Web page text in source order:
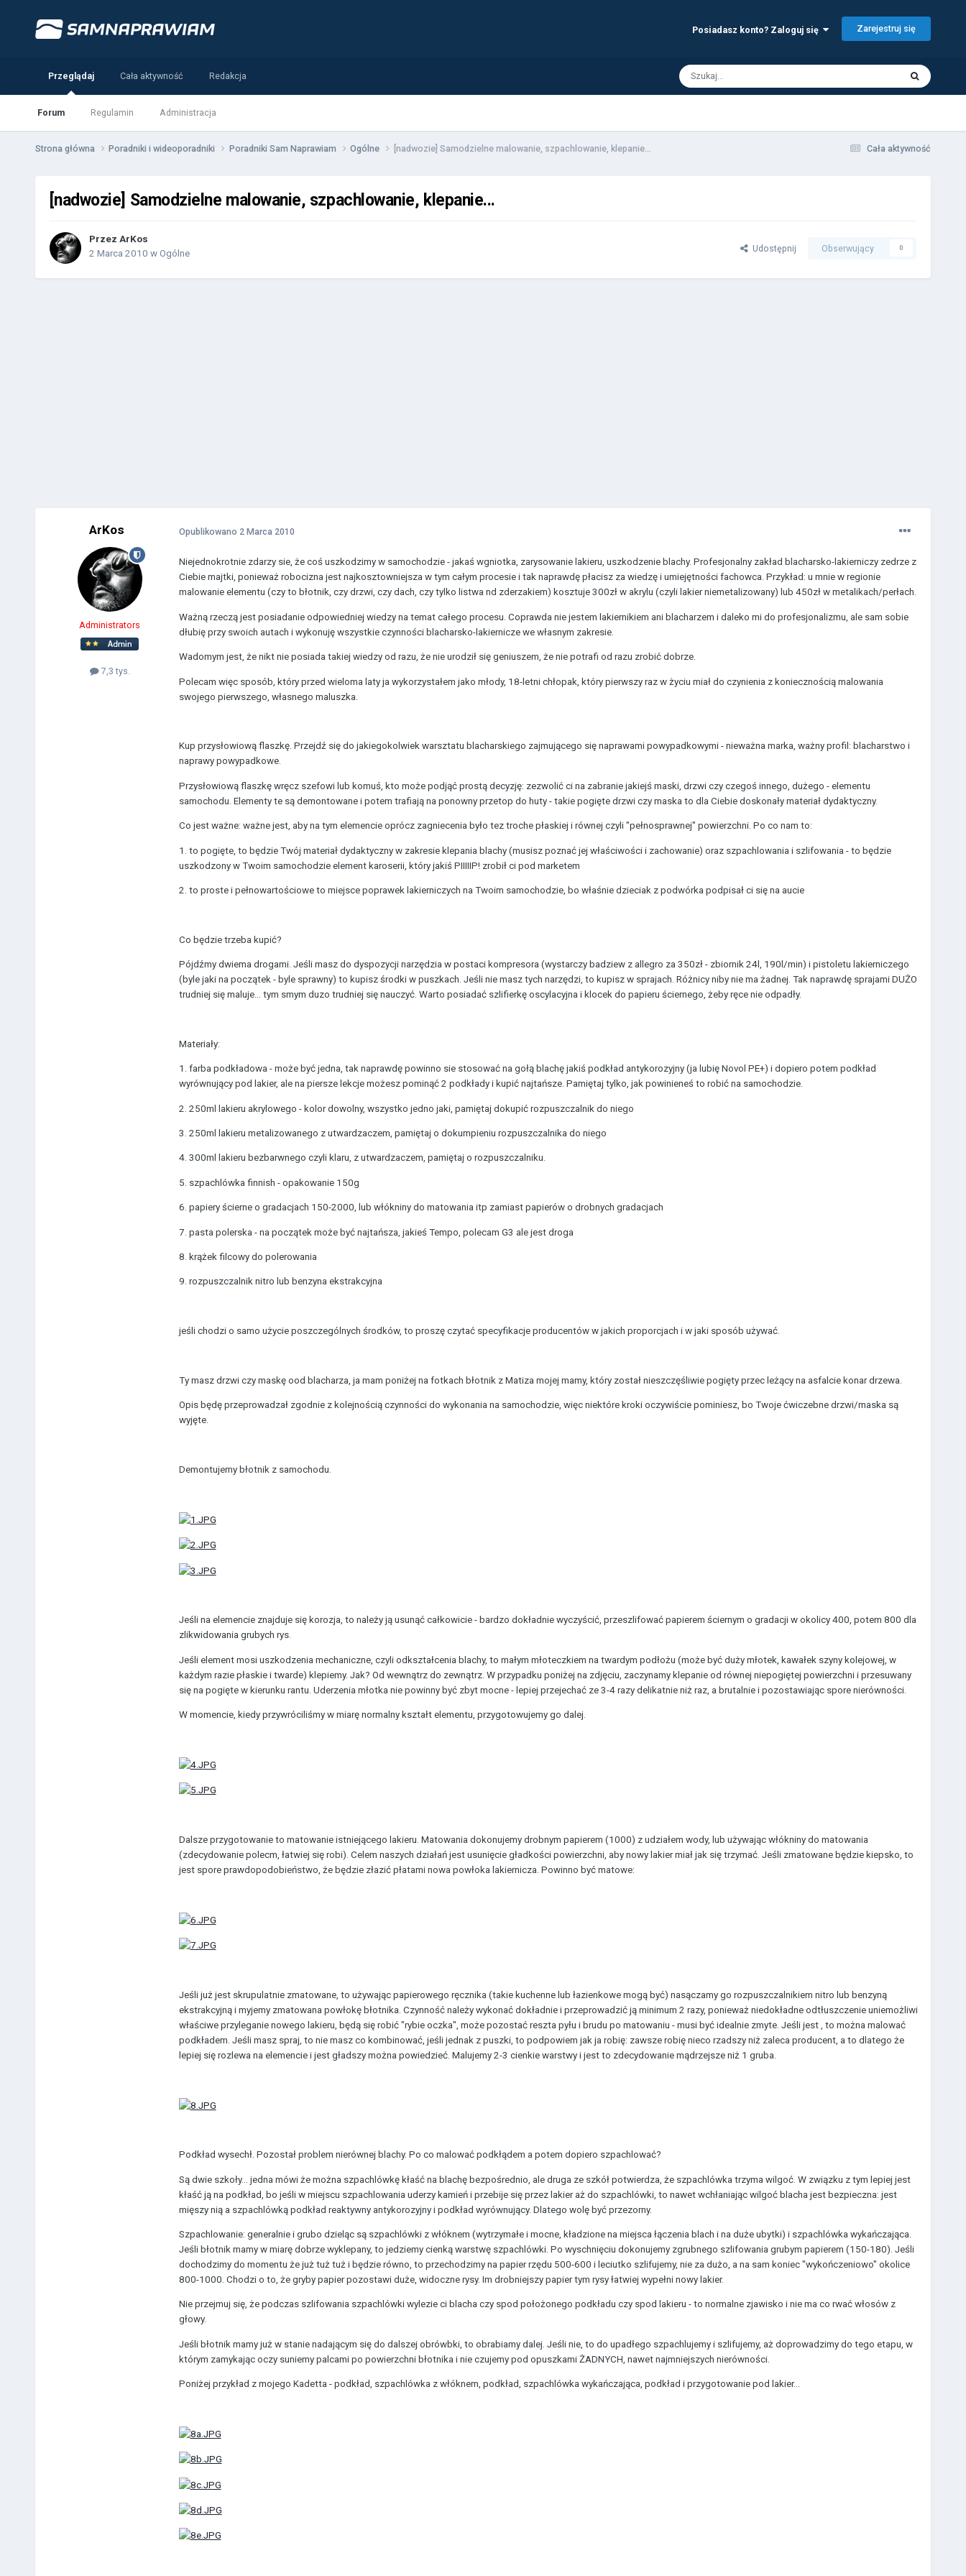
Posiadasz konto? Zaloguj się Zarejestruj się
Przeglądaj
Forum Regulamin Administracja
Cała aktywność Redakcja
Cała aktywność
Strona główna Poradniki i wideoporadniki Poradniki Sam Naprawiam Ogólne [nadwozie] Samodzielne malowanie, szpachlowanie, klepanie...
[nadwozie] Samodzielne malowanie, szpachlowanie, klepanie...
Przez ArKos
2 Marca 2010 w Ogólne Udostępnij Obserwujący 0
ArKos
Administrators
7,3 tys.
Opublikowano 2 Marca 2010
Niejednokrotnie zdarzy sie, że coś uszkodzimy w samochodzie - jakaś wgniotka, zarysowanie lakieru, uszkodzenie blachy. Profesjonalny zakład blacharsko-lakierniczy zedrze z
Ciebie majtki, ponieważ robocizna jest najkosztowniejsza w tym całym procesie i tak naprawdę płacisz za wiedzę i umiejętności fachowca. Przykład: u mnie w regionie
malowanie elementu (czy to błotnik, czy drzwi, czy dach, czy tylko listwa nd zderzakiem) kosztuje 300zł w akrylu (czyli lakier niemetalizowany) lub 450zł w metalikach/perłach.
Ważną rzeczą jest posiadanie odpowiedniej wiedzy na temat całego procesu. Coprawda nie jestem lakiernikiem ani blacharzem i daleko mi do profesjonalizmu, ale sam sobie
dłubię przy swoich autach i wykonuję wszystkie czynności blacharsko-lakiernicze we własnym zakresie.
Wadomym jest, że nikt nie posiada takiej wiedzy od razu, że nie urodził się geniuszem, że nie potrafi od razu zrobić dobrze.
Polecam więc sposób, który przed wieloma laty ja wykorzystałem jako młody, 18-letni chłopak, który pierwszy raz w życiu miał do czynienia z koniecznością malowania
swojego pierwszego, własnego maluszka.
Kup przysłowiową flaszkę. Przejdź się do jakiegokolwiek warsztatu blacharskiego zajmującego się naprawami powypadkowymi - nieważna marka, ważny profil: blacharstwo i
naprawy powypadkowe.
Przysłowiową flaszkę wręcz szefowi lub komuś, kto może podjąć prostą decyzję: zezwolić ci na zabranie jakiejś maski, drzwi czy czegoś innego, dużego - elementu
samochodu. Elementy te są demontowane i potem trafiają na ponowny przetop do huty - takie pogięte drzwi czy maska to dla Ciebie doskonały materiał dydaktyczny.
Co jest ważne: ważne jest, aby na tym elemencie oprócz zagniecenia było tez troche płaskiej i równej czyli "pełnosprawnej" powierzchni. Po co nam to:
1. to pogięte, to będzie Twój materiał dydaktyczny w zakresie klepania blachy (musisz poznać jej właściwości i zachowanie) oraz szpachlowania i szlifowania - to będzie
uszkodzony w Twoim samochodzie element karoserii, który jakiś PIIIIIP! zrobił ci pod marketem
2. to proste i pełnowartościowe to miejsce poprawek lakierniczych na Twoim samochodzie, bo właśnie dzieciak z podwórka podpisał ci się na aucie
Co będzie trzeba kupić?
Pójdźmy dwiema drogami. Jeśli masz do dyspozycji narzędzia w postaci kompresora (wystarczy badziew z allegro za 350zł - zbiornik 24l, 190l/min) i pistoletu lakierniczego
(byle jaki na początek - byle sprawny) to kupisz środki w puszkach. Jeśli nie masz tych narzędzi, to kupisz w sprajach. Różnicy niby nie ma żadnej. Tak naprawdę sprajami DUŻO
trudniej się maluje... tym smym duzo trudniej się nauczyć. Warto posiadać szlifierkę oscylacyjna i klocek do papieru ściernego, żeby ręce nie odpadły.
Materiały:
1. farba podkładowa - może być jedna, tak naprawdę powinno sie stosować na gołą blachę jakiś podkład antykorozyjny (ja lubię Novol PE+) i dopiero potem podkład
wyrównujący pod lakier, ale na piersze lekcje możesz pominąć 2 podkłady i kupić najtańsze. Pamiętaj tylko, jak powinieneś to robić na samochodzie.
2. 250ml lakieru akrylowego - kolor dowolny, wszystko jedno jaki, pamiętaj dokupić rozpuszczalnik do niego
3. 250ml lakieru metalizowanego z utwardzaczem, pamiętaj o dokumpieniu rozpuszczalnika do niego
4. 300ml lakieru bezbarwnego czyli klaru, z utwardzaczem, pamiętaj o rozpuszczalniku.
5. szpachlówka finnish - opakowanie 150g
6. papiery ścierne o gradacjach 150-2000, lub włókniny do matowania itp zamiast papierów o drobnych gradacjach
7. pasta polerska - na początek może być najtańsza, jakieś Tempo, polecam G3 ale jest droga
8. krążek filcowy do polerowania
9. rozpuszczalnik nitro lub benzyna ekstrakcyjna
jeśli chodzi o samo użycie poszczególnych środków, to proszę czytać specyfikacje producentów w jakich proporcjach i w jaki sposób używać.
Ty masz drzwi czy maskę ood blacharza, ja mam poniżej na fotkach błotnik z Matiza mojej mamy, który został nieszczęśliwie pogięty przec leżący na asfalcie konar drzewa.
Opis będę przeprowadzał zgodnie z kolejnością czynności do wykonania na samochodzie, więc niektóre kroki oczywiście pominiesz, bo Twoje ćwiczebne drzwi/maska są
wyjęte.
Demontujemy błotnik z samochodu.
Jeśli na elemencie znajduje się korozja, to należy ją usunąć całkowicie - bardzo dokładnie wyczyścić, przeszlifować papierem ściernym o gradacji w okolicy 400, potem 800 dla
zlikwidowania grubych rys.
Jeśli element mosi uszkodzenia mechaniczne, czyli odkształcenia blachy, to małym młoteczkiem na twardym podłożu (może być duży młotek, kawałek szyny kolejowej, w
każdym razie płaskie i twarde) klepiemy. Jak? Od wewnątrz do zewnątrz. W przypadku poniżej na zdjęciu, zaczynamy klepanie od równej niepogiętej powierzchni i przesuwany
się na pogięte w kierunku rantu. Uderzenia młotka nie powinny być zbyt mocne - lepiej przejechać ze 3-4 razy delikatnie niż raz, a brutalnie i pozostawiając spore nierówności.
W momencie, kiedy przywróciliśmy w miarę normalny kształt elementu, przygotowujemy go dalej.
Dalsze przygotowanie to matowanie istniejącego lakieru. Matowania dokonujemy drobnym papierem (1000) z udziałem wody, lub używając włókniny do matowania
(zdecydowanie polecm, łatwiej się robi). Celem naszych działań jest usunięcie gładkości powierzchni, aby nowy lakier miał jak się trzymać. Jeśli zmatowane będzie kiepsko, to
jest spore prawdopodobieństwo, że będzie złazić płatami nowa powłoka lakiernicza. Powinno być matowe:
Jeśli już jest skrupulatnie zmatowane, to używając papierowego ręcznika (takie kuchenne lub łazienkowe mogą być) nasączamy go rozpuszczalnikiem nitro lub benzyną
ekstrakcyjną i myjemy zmatowana powłokę błotnika. Czynność należy wykonać dokładnie i przeprowadzić ją minimum 2 razy, ponieważ niedokładne odtłuszczenie uniemożliwi
właściwe przyleganie nowego lakieru, będą się robić "rybie oczka", może pozostać reszta pyłu i brudu po matowaniu - musi być idealnie zmyte. Jeśli jest , to można malować
podkładem. Jeśli masz spraj, to nie masz co kombinować, jeśli jednak z puszki, to podpowiem jak ja robię: zawsze robię nieco rzadszy niż zaleca producent, a to dlatego że
lepiej się rozlewa na elemencie i jest gładszy można powiedzieć. Malujemy 2-3 cienkie warstwy i jest to zdecydowanie mądrzejsze niż 1 gruba.
Podkład wysechł. Pozostał problem nierównej blachy. Po co malować podkłądem a potem dopiero szpachlować?
Są dwie szkoły... jedna mówi że można szpachlówkę kłaść na blachę bezpośrednio, ale druga ze szkół potwierdza, że szpachlówka trzyma wilgoć. W związku z tym lepiej jest
kłaść ją na podkład, bo jeśli w miejscu szpachlowania uderzy kamień i przebije się przez lakier aż do szpachlówki, to nawet wchłaniając wilgoć blacha jest bezpieczna: jest
mięszy nią a szpachlówką podkład reaktywny antykorozyjny i podkład wyrównujący. Dlatego wolę być przezorny.
Szpachlowanie: generalnie i grubo dzieląc są szpachlówki z włóknem (wytrzymałe i mocne, kładzione na miejsca łączenia blach i na duże ubytki) i szpachlówka wykańczająca.
Jeśli błotnik mamy w miarę dobrze wyklepany, to jedziemy cienką warstwę szpachlówki. Po wyschnięciu dokonujemy zgrubnego szlifowania grubym papierem (150-180). Jeśli
dochodzimy do momentu że już tuż tuż i będzie równo, to przechodzimy na papier rzędu 500-600 i leciutko szlifujemy, nie za dużo, a na sam koniec "wykończeniowo" okolice
800-1000. Chodzi o to, że gryby papier pozostawi duże, widoczne rysy. Im drobniejszy papier tym rysy łatwiej wypełni nowy lakier.
Nie przejmuj się, że podczas szlifowania szpachlówki wylezie ci blacha czy spod położonego podkładu czy spod lakieru - to normalne zjawisko i nie ma co rwać włosów z
głowy.
Jeśli błotnik mamy już w stanie nadającym się do dalszej obrówbki, to obrabiamy dalej. Jeśli nie, to do upadłego szpachlujemy i szlifujemy, aż doprowadzimy do tego etapu, w
którym zamykając oczy suniemy palcami po powierzchni błotnika i nie czujemy pod opuszkami ŻADNYCH, nawet najmniejszych nierówności.
Poniżej przykład z mojego Kadetta - podkład, szpachlówka z włóknem, podkład, szpachlówka wykańczająca, podkład i przygotowanie pod lakier...